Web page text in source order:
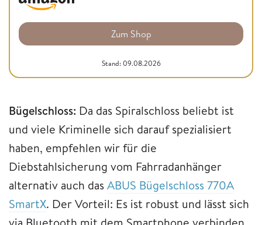
Zum Shop
Stand: 09.08.2026
Bügelschloss: Da das Spiralschloss beliebt ist
und viele Kriminelle sich darauf spezialisiert
haben, empfehlen wir für die
Diebstahlsicherung vom Fahrradanhänger
alternativ auch dasABUS Bügelschloss 770A
SmartX. Der Vorteil: Es ist robust und lässt sich